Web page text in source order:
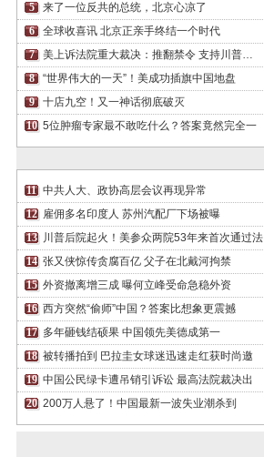
来了一位反共的总统，北京心凉了
全球收喜讯 北京正亲手终结一个时代
美上诉法院重大裁决：推翻禁令 支持川普…
“世界伟大的一天”！美成功插旗中国地盘
十店九空！又一神话彻底破灭
5位肿瘤专家最不敢吃什么？答案竟然完全一
中共人大、政协高层会议再现异常
雇佣多名印度人 苏州汽配厂下场被曝
川普后院起火！美参众两院53年来首次通过法
张又侠惊传贪腐百亿 父子在北戴河拘禁
外资撤离增三成 曝何立峰受命急稳外资
西方突然“偷师”中国？答案比想象更震撼
多年砸钱结硕果 中国领先美德成第一
被转播拍到 巴拉圭女球迷迅速走红获时尚邀
中国公民绿卡遭吊销引诉讼 最高法院裁决出
200万人悬了！中国最新一波失业潮杀到